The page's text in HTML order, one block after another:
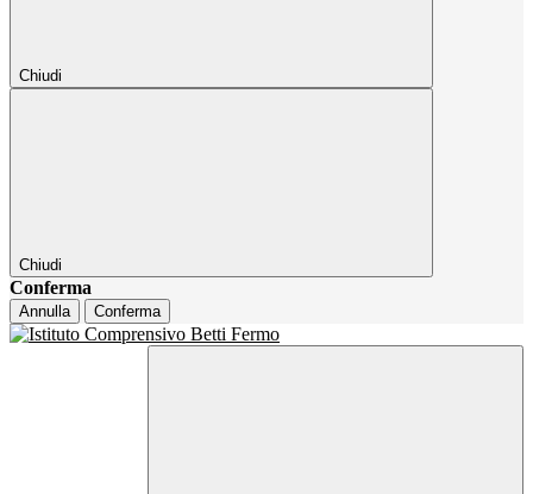
Chiudi
Chiudi
Conferma
Annulla Conferma